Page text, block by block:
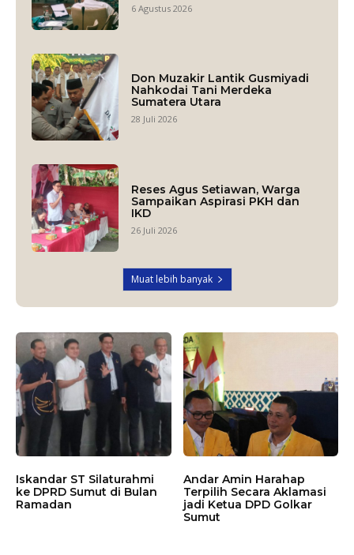
6 Agustus 2026
Don Muzakir Lantik Gusmiyadi
Nahkodai Tani Merdeka
Sumatera Utara
28 Juli 2026
Reses Agus Setiawan, Warga
Sampaikan Aspirasi PKH dan
IKD
26 Juli 2026
Muat lebih banyak
Iskandar ST Silaturahmi
ke DPRD Sumut di Bulan
Ramadan
Andar Amin Harahap
Terpilih Secara Aklamasi
jadi Ketua DPD Golkar
Sumut